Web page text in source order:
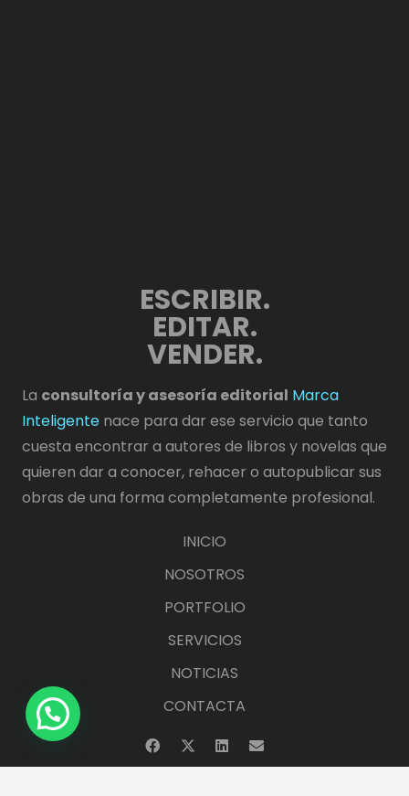
ESCRIBIR.
EDITAR.
VENDER.
La consultoría y asesoría editorial Marca
Inteligente nace para dar ese servicio que tanto
cuesta encontrar a autores de libros y novelas que
quieren dar a conocer, rehacer o autopublicar sus
obras de una forma completamente profesional.
INICIO
NOSOTROS
PORTFOLIO
SERVICIOS
NOTICIAS
CONTACTA